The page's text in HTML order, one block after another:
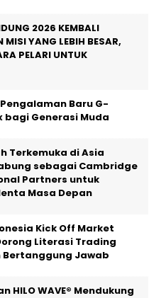
2026 KEMBALI
MISI YANG LEBIH BESAR,
PELARI UNTUK
Baru G-
bagi Generasi Muda
Terkemuka di Asia
sebagai Cambridge
Partners untuk
Masa Depan
Kick Off Market
Literasi Trading
Bertanggung Jawab
HILO WAVE® Mendukung